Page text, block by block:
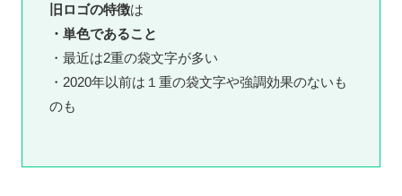
旧ロゴの特徴は
・単色であること
・最近は2重の袋文字が多い
・2020年以前は１重の袋文字や強調効果のないも
のも